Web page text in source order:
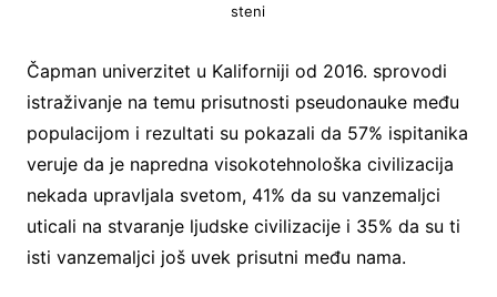
steni
Čapman univerzitet u Kaliforniji od 2016. sprovodi
istraživanje na temu prisutnosti pseudonauke među
populacijom i rezultati su pokazali da 57% ispitanika
veruje da je napredna visokotehnološka civilizacija
nekada upravljala svetom, 41% da su vanzemaljci
uticali na stvaranje ljudske civilizacije i 35% da su ti
isti vanzemaljci još uvek prisutni među nama.